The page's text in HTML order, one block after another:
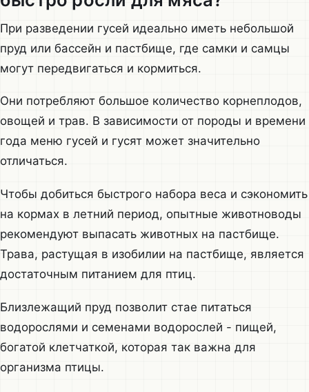
При разведении гусей идеально иметь небольшой
пруд или бассейн и пастбище, где самки и самцы
могут передвигаться и кормиться.
Они потребляют большое количество корнеплодов,
овощей и трав. В зависимости от породы и времени
года меню гусей и гусят может значительно
отличаться.
Чтобы добиться быстрого набора веса и сэкономить
на кормах в летний период, опытные животноводы
рекомендуют выпасать животных на пастбище.
Трава, растущая в изобилии на пастбище, является
достаточным питанием для птиц.
Близлежащий пруд позволит стае питаться
водорослями и семенами водорослей - пищей,
богатой клетчаткой, которая так важна для
организма птицы.